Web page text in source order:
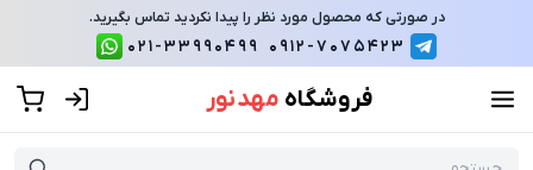
در صورتی که محصول مورد نظر را پیدا نکردید تماس بگیرید.
0912-7075423
021-33990499
فروشگاه مهد نور